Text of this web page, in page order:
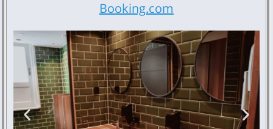
Booking.com